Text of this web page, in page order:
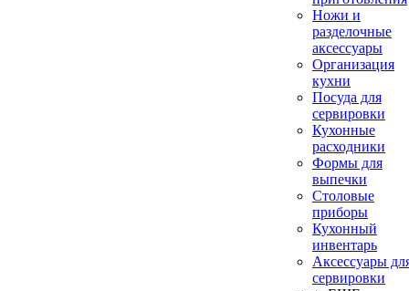
Ножи и
разделочные
аксессуары
Организация
кухни
Посуда для
сервировки
Кухонные
расходники
Формы для
выпечки
Столовые
приборы
Кухонный
инвентарь
Аксессуары
сервировки